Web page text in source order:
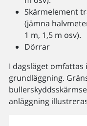
Skärmelement
(jämna
1 m, 1,5 m osv).
Dörrar
I dagsläget
grundläggning.
anläggning